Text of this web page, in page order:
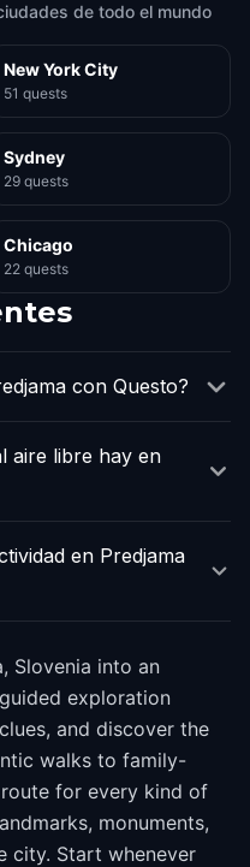
de todo el mundo
New York City
51 quests
Sydney
29 quests
Chicago
22 quests
con Questo?
aire libre hay en
en Predjama
Slovenia into an
exploration
and discover the
walks to family-
for every kind of
monuments,
city. Start whenever